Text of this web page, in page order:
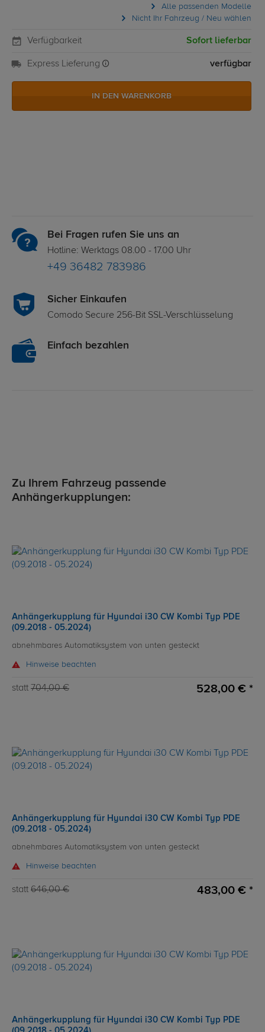
Alle passenden Modelle
Nicht Ihr Fahrzeug / Neu wählen
Verfügbarkeit Sofort lieferbar
Express Lieferung verfügbar
IN DEN WARENKORB
Bei Fragen rufen Sie uns an
Hotline: Werktags 08.00 - 17.00 Uhr
+49 36482 783986
Sicher Einkaufen
Comodo Secure 256-Bit SSL-Verschlüsselung
Einfach bezahlen
Zu Ihrem Fahrzeug passende
Anhängerkupplungen:
Anhängerkupplung für Hyundai i30 CW Kombi Typ PDE
(09.2018 - 05.2024)
abnehmbares Automatiksystem von unten gesteckt
Hinweise beachten
statt 704,00 € 528,00 € *
Anhängerkupplung für Hyundai i30 CW Kombi Typ PDE
(09.2018 - 05.2024)
abnehmbares Automatiksystem von unten gesteckt
Hinweise beachten
statt 646,00 € 483,00 € *
Anhängerkupplung für Hyundai i30 CW Kombi Typ PDE